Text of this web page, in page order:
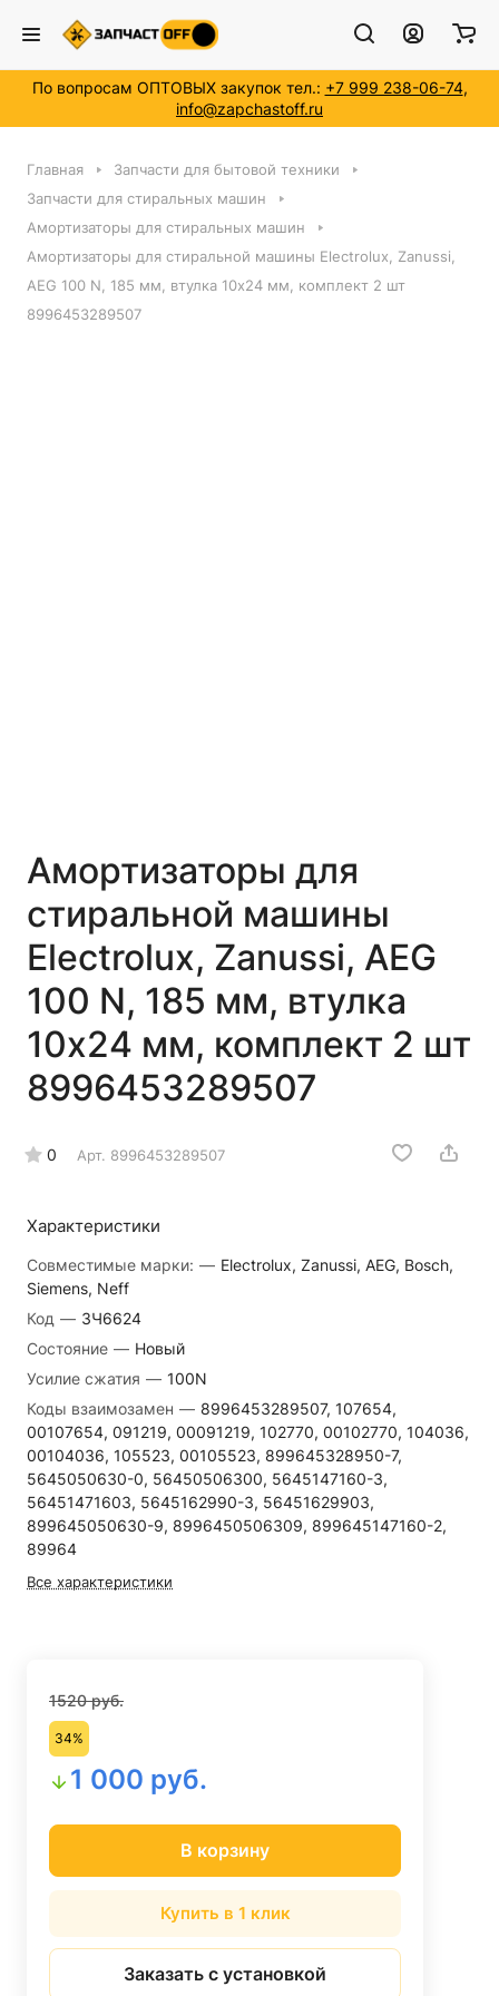
По вопросам ОПТОВЫХ закупок тел.: +7 999 238-06-74,
info@zapchastoff.ru
Главная
Запчасти для бытовой техники
Запчасти для стиральных машин
Амортизаторы для стиральных машин
Амортизаторы для стиральной машины Electrolux, Zanussi,
AEG 100 N, 185 мм, втулка 10x24 мм, комплект 2 шт
8996453289507
Амортизаторы для
стиральной машины
Electrolux, Zanussi, AEG
100 N, 185 мм, втулка
10x24 мм, комплект 2 шт
8996453289507
0 Арт. 8996453289507
Характеристики
Совместимые марки: — Electrolux, Zanussi, AEG, Bosch,
Siemens, Neff
Код — ЗЧ6624
Состояние — Новый
Усилие сжатия — 100N
Коды взаимозамен — 8996453289507, 107654,
00107654, 091219, 00091219, 102770, 00102770, 104036,
00104036, 105523, 00105523, 899645328950-7,
5645050630-0, 56450506300, 5645147160-3,
56451471603, 5645162990-3, 56451629903,
899645050630-9, 8996450506309, 899645147160-2,
89964
Все характеристики
1520 руб.
34%
1 000 руб.
В корзину
Купить в 1 клик
Заказать с установкой